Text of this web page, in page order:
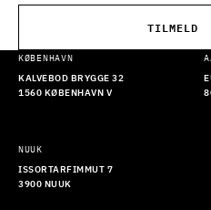
TILMELD
KØBENHAVN
KALVEBOD BRYGGE 32
1560 KØBENHAVN V
NUUK
ISSORTARFIMMUT 7
3900 NUUK